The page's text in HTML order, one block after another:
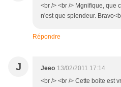
<br /> <br /> Mgnifique, que
n'est que splendeur.
Répondre
J Jeeo 13/02/2011 17:14
<br /> <br /> Cette boite est